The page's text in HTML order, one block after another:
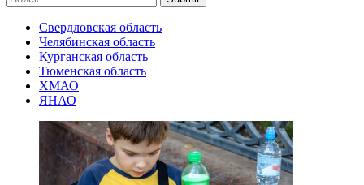
Свердловская область
Челябинская область
Курганская область
Тюменская область
ХМАО
ЯНАО